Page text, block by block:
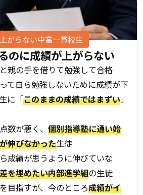
がらない中高一貫校生
のに成績が上がらない
親の手を借りて勉強して合格
て自ら勉強しないために成績が下
に「このままの成績ではまずい」
数が悪く、個別指導塾に通い始
伸びなかった生徒
成績が思うように伸びていな
を埋めたい内部進学組の生徒
目指すが、今のところ成績がイ